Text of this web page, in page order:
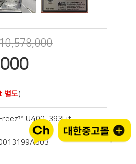
별도)
U400, 393Lit.